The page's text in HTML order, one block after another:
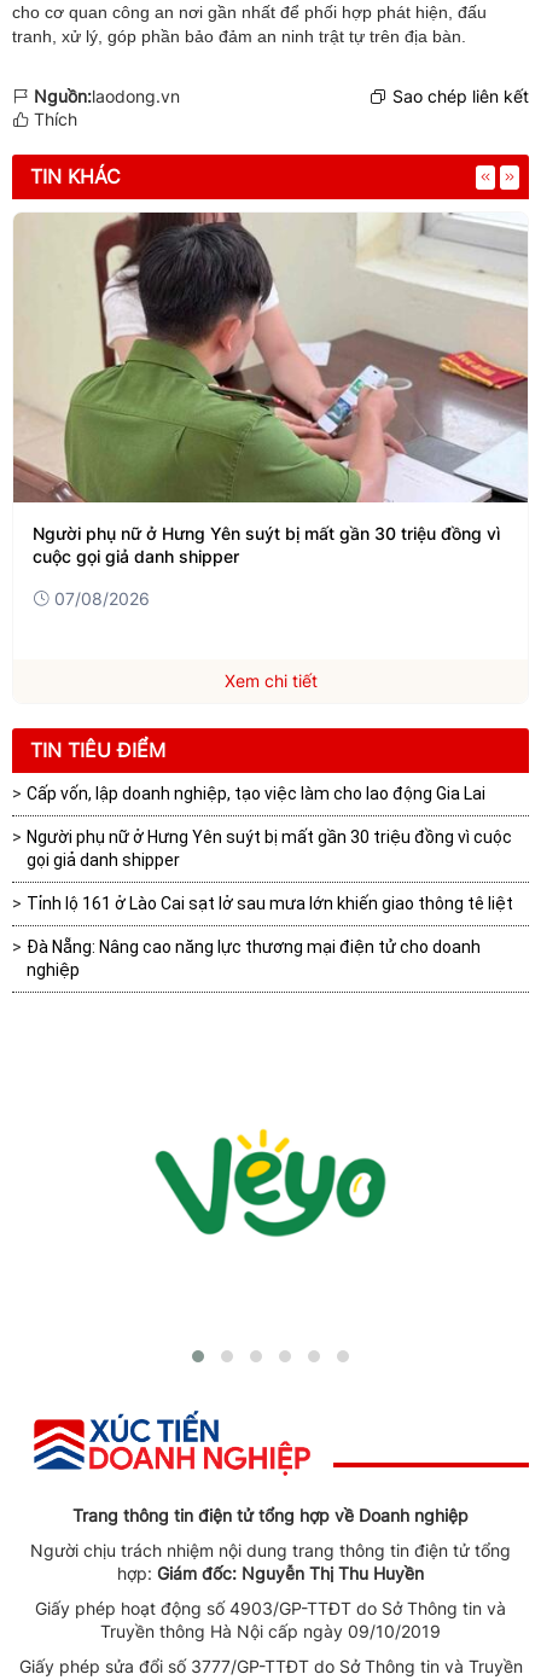
cho cơ quan công an nơi gần nhất để phối hợp phát hiện, đấu
tranh, xử lý, góp phần bảo đảm an ninh trật tự trên địa bàn.
Nguồn:laodong.vn
Sao chép liên kết
Thích
TIN KHÁC
Người phụ nữ ở Hưng Yên suýt bị mất gần 30 triệu đồng vì
cuộc gọi giả danh shipper
07/08/2026
Xem chi tiết
TIN TIÊU ĐIỂM
Cấp vốn, lập doanh nghiệp, tạo việc làm cho lao động Gia Lai
Người phụ nữ ở Hưng Yên suýt bị mất gần 30 triệu đồng vì cuộc
gọi giả danh shipper
Tỉnh lộ 161 ở Lào Cai sạt lở sau mưa lớn khiến giao thông tê liệt
Đà Nẵng: Nâng cao năng lực thương mại điện tử cho doanh
nghiệp
Trang thông tin điện tử tổng hợp về Doanh nghiệp
Người chịu trách nhiệm nội dung trang thông tin điện tử tổng
hợp: Giám đốc: Nguyễn Thị Thu Huyền
Giấy phép hoạt động số 4903/GP-TTĐT do Sở Thông tin và
Truyền thông Hà Nội cấp ngày 09/10/2019
Giấy phép sửa đổi số 3777/GP-TTĐT do Sở Thông tin và Truyền